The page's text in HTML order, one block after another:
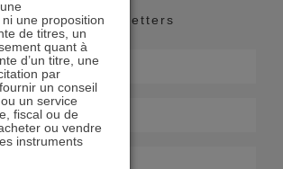
nos newsletters
une proposition
de titres, un
quant à
d’un titre, une
par
un conseil
un service
fiscal ou de
ou vendre
instruments